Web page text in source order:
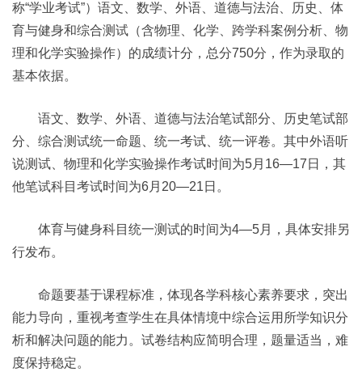
称“学业考试”）语文、数学、外语、道德与法治、历史、体
育与健身和综合测试（含物理、化学、跨学科案例分析、物
理和化学实验操作）的成绩计分，总分750分，作为录取的
基本依据。
语文、数学、外语、道德与法治笔试部分、历史笔试部
分、综合测试统一命题、统一考试、统一评卷。其中外语听
说测试、物理和化学实验操作考试时间为5月16—17日，其
他笔试科目考试时间为6月20—21日。
体育与健身科目统一测试的时间为4—5月，具体安排另
行发布。
命题要基于课程标准，体现各学科核心素养要求，突出
能力导向，重视考查学生在具体情境中综合运用所学知识分
析和解决问题的能力。试卷结构应简明合理，题量适当，难
度保持稳定。